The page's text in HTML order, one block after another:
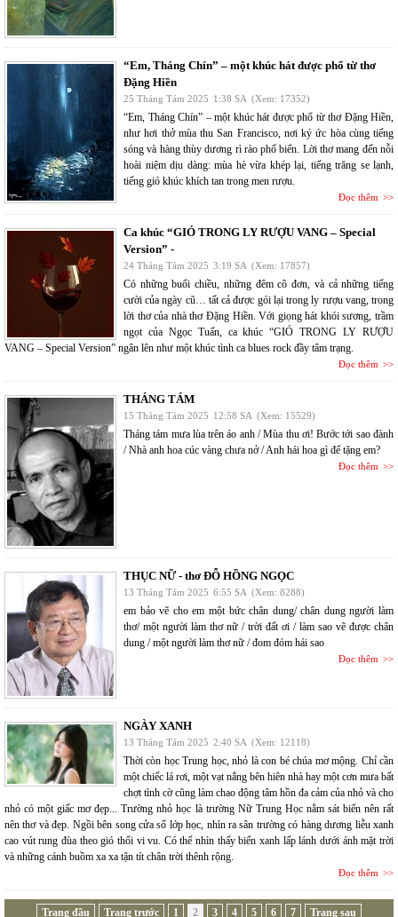
“Em, Tháng Chín” – một khúc hát được phổ từ thơ
Đặng Hiền
25 Tháng Tám 2025 1:38 SA (Xem: 17352)
“Em, Tháng Chín” – một khúc hát được phổ từ thơ Đặng Hiền,
như hơi thở mùa thu San Francisco, nơi ký ức hòa cùng tiếng
sóng và hàng thùy dương rì rào phố biển. Lời thơ mang đến nỗi
hoài niệm dịu dàng: mùa hè vừa khép lại, tiếng trăng se lạnh,
tiếng gió khúc khích tan trong men rượu.
Đọc thêm
Ca khúc “GIÓ TRONG LY RƯỢU VANG – Special
Version” -
24 Tháng Tám 2025 3:19 SA (Xem: 17857)
Có những buổi chiều, những đêm cô đơn, và cả những tiếng
cười của ngày cũ… tất cả được gói lại trong ly rượu vang, trong
lời thơ của nhà thơ Đặng Hiền. Với giọng hát khói sương, trầm
ngọt của Ngọc Tuấn, ca khúc “GIÓ TRONG LY RƯỢU
VANG – Special Version” ngân lên như một khúc tình ca blues rock đầy tâm trạng.
Đọc thêm
THÁNG TÁM
15 Tháng Tám 2025 12:58 SA (Xem: 15529)
Tháng tám mưa lùa trên áo anh / Mùa thu ơi! Bước tới sao đành
/ Nhà anh hoa cúc vàng chưa nở / Anh hái hoa gì để tặng em?
Đọc thêm
THỤC NỮ - thơ ĐỖ HỒNG NGỌC
13 Tháng Tám 2025 6:55 SA (Xem: 8288)
em bảo vẽ cho em một bức chân dung/ chân dung người làm
thơ/ một người làm thơ nữ / trời đất ơi / làm sao vẽ được chân
dung / một người làm thơ nữ / đom đóm hái sao
Đọc thêm
NGÀY XANH
13 Tháng Tám 2025 2:40 SA (Xem: 12118)
Thời còn học Trung học, nhỏ là con bé chúa mơ mộng. Chỉ cần
một chiếc lá rơi, một vạt nắng bên hiên nhà hay một cơn mưa bất
chợt tình cờ cũng làm chao động tâm hồn đa cảm của nhỏ và cho
nhỏ có một giấc mơ đẹp... Trường nhỏ học là trường Nữ Trung Học nằm sát biển nên rất
nên thơ và đẹp. Ngồi bên song cửa sổ lớp học, nhìn ra sân trường có hàng dương liễu xanh
cao vút rung đùa theo gió thổi vi vu. Có thể nhìn thấy biển xanh lấp lánh dưới ánh mặt trời
và những cánh buồm xa xa tận tít chân trời thênh rộng.
Đọc thêm
Trang đầu Trang trước 1 2 3 4 5 6 7 Trang sau